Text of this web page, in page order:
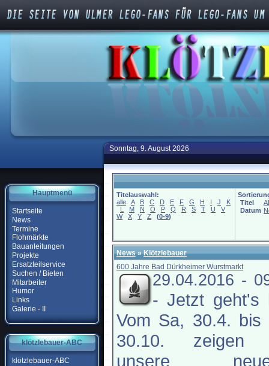
Hauptmenü
Startseite
News
Termine
Flohmärkte
Bauanleitungen
Projekte
Ersatzteilservice
Suchen / Bieten
Mitarbeiter
Humor
Links
Galerie - II
klötzlebauer-ABC
klötzlebauer-ABC
Sonntag, 9. August 2026
Titelauswahl:
alle
A B C D E F G H I J
K
L
M N O P Q R S T U
V
W
X Y Z (0-9)
Titel
Datum
News»Klötzlebauer
600 Jahre Bad Dürkheimer Wurstmarkt
29.04.2016 -
-Jetzt geht's
Vom Sa, 30.4. bis
30.10. zeigen
unsere